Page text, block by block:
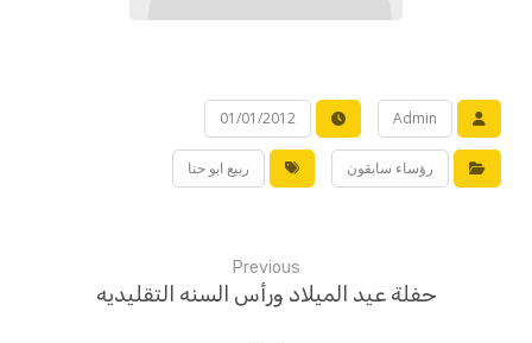
Admin
01/01/2012
رؤساء سابقون ربيع ابو حنا
Previous
حفلة عيد الميلاد ورأس السنه التقليديه